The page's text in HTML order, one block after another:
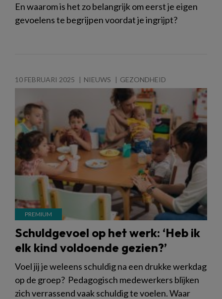
En waarom is het zo belangrijk om eerst je eigen
gevoelens te begrijpen voordat je ingrijpt?
10 FEBRUARI 2025 NIEUWS GEZONDHEID
Schuldgevoel op het werk: ‘Heb ik
elk kind voldoende gezien?’
Voel jij je weleens schuldig na een drukke werkdag
op de groep? Pedagogisch medewerkers blijken
zich verrassend vaak schuldig te voelen. Waar